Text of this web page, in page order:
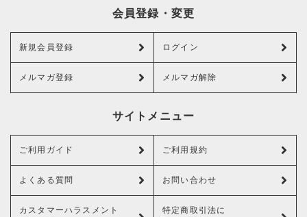
会員登録・変更
新規会員登録 ログイン
メルマガ登録 メルマガ解除
サイトメニュー
ご利用ガイド ご利用規約
よくある質問 お問い合わせ
カスタマーハラスメント
特定商取引法に